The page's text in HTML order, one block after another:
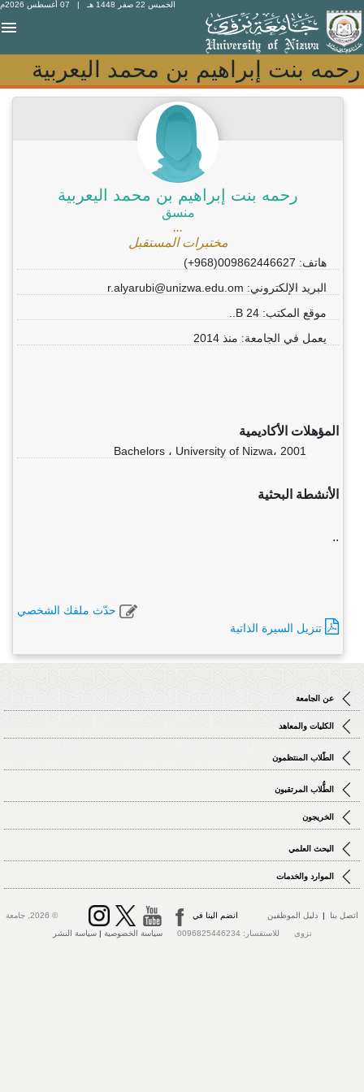
الخميس 22 صفر 1448 هـ | 07 أغسطس 2026م
رحمه بنت إبراهيم بن محمد اليعربية
رحمه بنت إبراهيم بن محمد اليعربية
رحمه بنت إبراهيم بن محمد اليعربية
منسق
...
مختبرات المستقبل
هاتف: 009862446627(968+)
البريد الإلكتروني: r.alyarubi@unizwa.edu.om
موقع المكتب: B 24..
يعمل في الجامعة: منذ 2014
المؤهلات الأكاديمية
Bachelors ، University of Nizwa، 2001
الأنشطة البحثية
..
حدّث ملفك الشخصي
تنزيل السيرة الذاتية
عن الجامعة
الكليات والمعاهد
الطّلاب المنتظمون
الطُّلاب المرتقبون
الخريجون
البحث العلمي
الموارد والخدمات
اتصل بنا | دليل الموظفين انضم الينا في
© 2026, جامعة
نزوى للاستفسار: 0096825446234
سياسة الخصوصية |سياسة النشر